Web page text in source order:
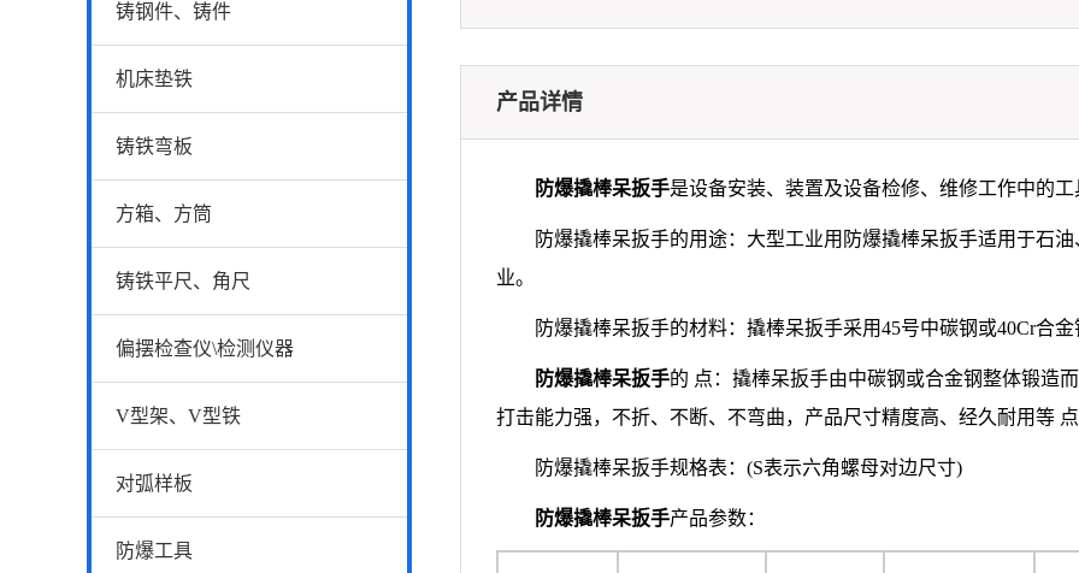
铸钢件、铸件
机床垫铁
铸铁弯板
方箱、方筒
铸铁平尺、角尺
偏摆检查仪\检测仪器
V型架、V型铁
对弧样板
防爆工具
产品详情
防爆撬棒呆扳手是设备安装、装置及设备检修、维修工作中的工
防爆撬棒呆扳手的用途：大型工业用防爆撬棒呆扳手适用于石油
业。
防爆撬棒呆扳手的材料：撬棒呆扳手采用45号中碳钢或40Cr合金
防爆撬棒呆扳手的 点：撬棒呆扳手由中碳钢或合金钢整体锻造
打击能力强，不折、不断、不弯曲，产品尺寸精度高、经久耐用等
防爆撬棒呆扳手规格表：(S表示六角螺母对边尺寸)
防爆撬棒呆扳手产品参数：